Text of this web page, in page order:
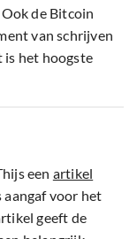
de Bitcoin
van schrijven
is het hoogste
een artikel
voor het
geeft de